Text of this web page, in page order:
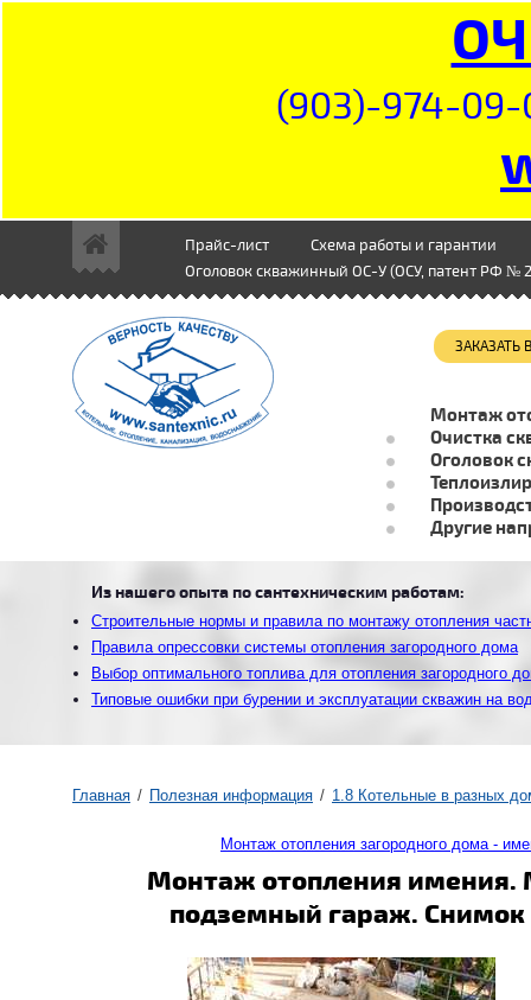
(903)-974-09-
Главная Полезная информация 1.8 Котельные в разных
Монтаж отопления загородного дома -
Монтаж отопления имения.
подземный гараж. Снимок
Прайс-лист
Схема работы и гарантии
Оголовок скважинный ОС-У (ОСУ, патент РФ №
Монтаж
Очистка
Оголовок
Другие
Из нашего опыта по сантехническим работам:
Строительные нормы и правила по монтажу отопления
Правила опрессовки системы отопления загородного дома
Выбор оптимального топлива для отопления загородного
Типовые ошибки при бурении и эксплуатации скважин на